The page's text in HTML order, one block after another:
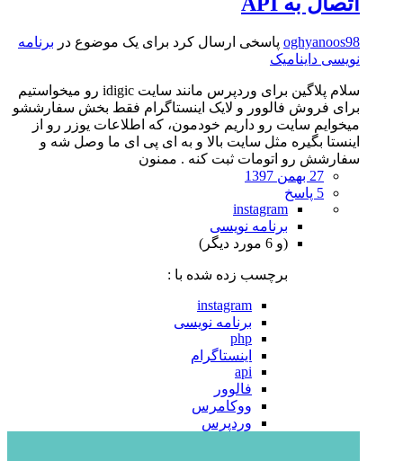
oghyanoos98 پاسخی ارسال کرد برای یک موضوع در برنامه
نویسی داینامیک
سلام پلاگین برای وردپرس مانند سایت idigic رو میخواستیم
برای فروش فالوور و لایک اینستاگرام فقط بخش سفارششو
میخوایم سایت رو داریم خودمون، که اطلاعات یوزر رو از
اینستا بگیره مثل سایت بالا و به ای پی ای ما وصل شه و
سفارشش رو اتومات ثبت کنه . ممنون
27 بهمن 1397
5 پاسخ
instagram
برنامه نویسی
(و 6 مورد دیگر)
برچسب زده شده با :
instagram
برنامه نویسی
php
اینستاگرام
api
فالوور
ووکامرس
وردپرس